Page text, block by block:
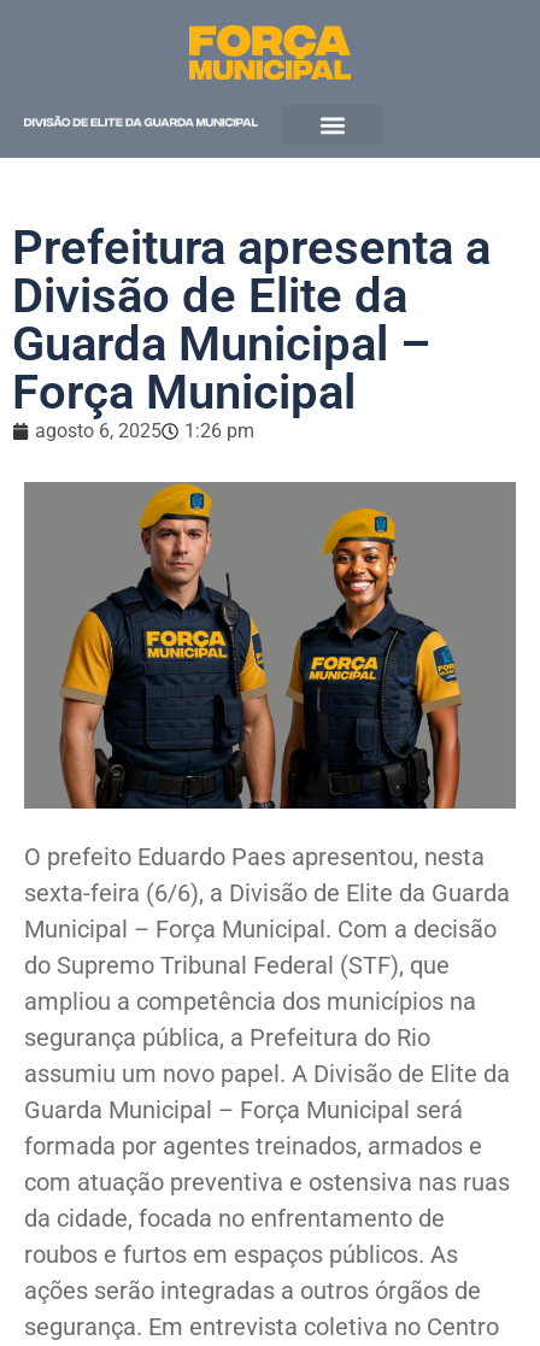
Prefeitura apresenta a
Divisão de Elite da
Guarda Municipal –
Força Municipal
agosto 6, 2025 1:26 pm
O prefeito Eduardo Paes apresentou, nesta
sexta-feira (6/6), a Divisão de Elite da Guarda
Municipal – Força Municipal. Com a decisão
do Supremo Tribunal Federal (STF), que
ampliou a competência dos municípios na
segurança pública, a Prefeitura do Rio
assumiu um novo papel. A Divisão de Elite da
Guarda Municipal – Força Municipal será
formada por agentes treinados, armados e
com atuação preventiva e ostensiva nas ruas
da cidade, focada no enfrentamento de
roubos e furtos em espaços públicos. As
ações serão integradas a outros órgãos de
segurança. Em entrevista coletiva no Centro